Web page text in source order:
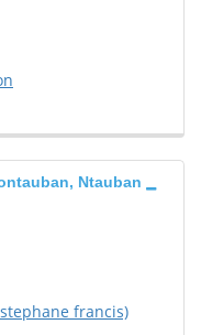
Ntauban
francis)